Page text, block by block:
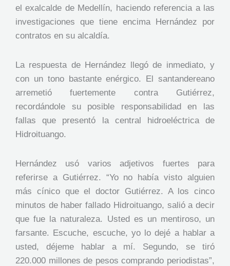
el exalcalde de Medellín, haciendo referencia a las
investigaciones que tiene encima Hernández por
contratos en su alcaldía.
La respuesta de Hernández llegó de inmediato, y
con un tono bastante enérgico. El santandereano
arremetió fuertemente contra Gutiérrez,
recordándole su posible responsabilidad en las
fallas que presentó la central hidroeléctrica de
Hidroituango.
Hernández usó varios adjetivos fuertes para
referirse a Gutiérrez. “Yo no había visto alguien
más cínico que el doctor Gutiérrez. A los cinco
minutos de haber fallado Hidroituango, salió a decir
que fue la naturaleza. Usted es un mentiroso, un
farsante. Escuche, escuche, yo lo dejé a hablar a
usted, déjeme hablar a mí. Segundo, se tiró
220.000 millones de pesos comprando periodistas”,